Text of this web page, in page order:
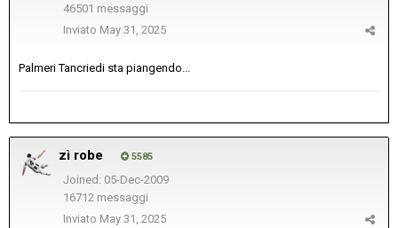
46501 messaggi
Inviato May 31, 2025
Palmeri Tancriedi sta piangendo...
zì robe 5585
Joined: 05-Dec-2009
16712 messaggi
Inviato May 31, 2025